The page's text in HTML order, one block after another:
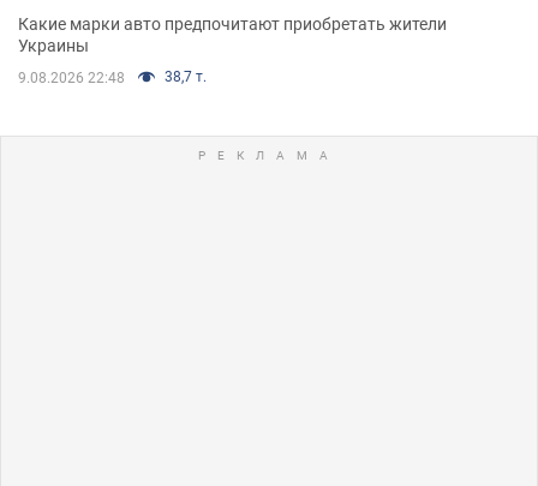
Какие марки авто предпочитают приобретать жители
Украины
9.08.2026 22:48 38,7 т.